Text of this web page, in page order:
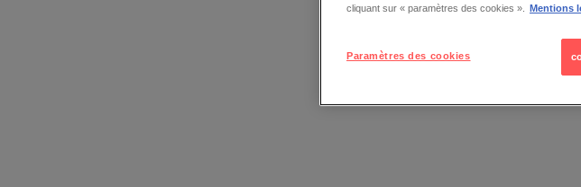
cliquant sur « paramètres des cookies ».
Mentions
Paramètres des cookies